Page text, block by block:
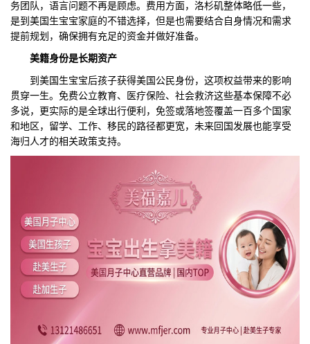
务团队，语言问题不再是顾虑。费用方面，洛杉矶整体略低一些，
是到美国生宝宝家庭的不错选择，但是也需要结合自身情况和需求
提前规划，确保拥有充足的资金并做好准备。
美籍身份是长期资产
到美国生宝宝后孩子获得美国公民身份，这项权益带来的影响
贯穿一生。免费公立教育、医疗保险、社会救济这些基本保障不必
多说，更实际的是全球出行便利，免签或落地签覆盖一百多个国家
和地区，留学、工作、移民的路径都更宽，未来回国发展也能享受
海归人才的相关政策支持。